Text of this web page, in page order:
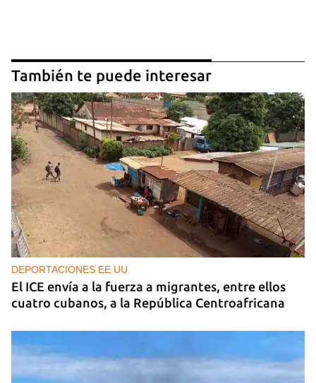
También te puede interesar
DEPORTACIONES EE UU
El ICE envía a la fuerza a migrantes, entre ellos
cuatro cubanos, a la República Centroafricana